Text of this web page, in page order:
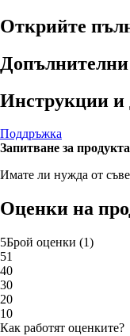
Открийте
Инструкции и
Поддръжка
Запитване за продукта
Имате ли нужда от
Оценки на
5Брой оценки (1)
51
40
30
20
10
Как работят оценките?